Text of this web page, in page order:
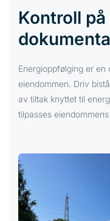
Kontroll
Energioppfølging er
eiendommen. Driv
av tiltak knyttet til
tilpasses